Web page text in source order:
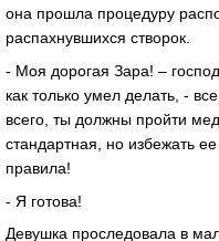
она прошла процедуру
распахнувшихся створок.
- Моя дорогая Зара! –
как только умел делать, -
всего, ты должны пройти
стандартная, но избежать
правила!
- Я готова!
Девушка проследовала в